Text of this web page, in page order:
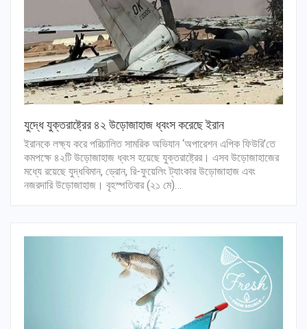
যুদ্ধে যুক্তরাষ্ট্রের ৪২ উড়োজাহাজ ধ্বংস করেছে ইরান
ইরানকে লক্ষ্য করে পরিচালিত সামরিক অভিযান ‘অপারেশন এপিক ফিউরি’তে
কমপক্ষে ৪২টি উড়োজাহাজ ধ্বংস হয়েছে যুক্তরাষ্ট্রের। এসব উড়োজাহাজের
মধ্যে রয়েছে যুদ্ধবিমান, ড্রোন, রি-ফুয়েলিং ট্যাংকার উড়োজাহাজ এবং
নজরদারি উড়োজাহাজ। বৃহস্পতিবার (২১ মে)…